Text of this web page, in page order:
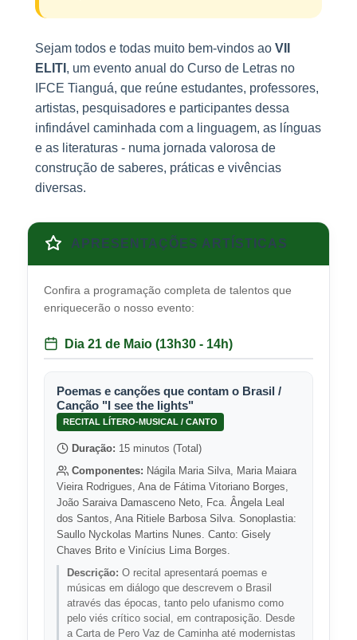
Sejam todos e todas muito bem-vindos ao VII
ELITI , um evento anual do Curso de Letras no
IFCE Tianguá, que reúne estudantes, professores,
artistas, pesquisadores e participantes dessa
infindável caminhada com a linguagem, as línguas
e as literaturas - numa jornada valorosa de
construção de saberes, práticas e vivências
diversas.
APRESENTAÇÕES ARTÍSTICAS
Confira a programação completa de talentos que
enriquecerão o nosso evento:
Dia 21 de Maio (13h30 - 14h)
Poemas e canções que contam o Brasil /
Canção "I see the lights"
RECITAL LÍTERO-MUSICAL / CANTO
Duração: 15 minutos (Total)
Componentes: Nágila Maria Silva, Maria Maiara
Vieira Rodrigues, Ana de Fátima Vitoriano Borges,
João Saraiva Damasceno Neto, Fca. Ângela Leal
dos Santos, Ana Ritiele Barbosa Silva. Sonoplastia:
Saullo Nyckolas Martins Nunes. Canto: Gisely
Chaves Brito e Vinícius Lima Borges.
Descrição: O recital apresentará poemas e
músicas em diálogo que descrevem o Brasil
através das épocas, tanto pelo ufanismo como
pelo viés crítico social, em contraposição. Desde
a Carta de Pero Vaz de Caminha até modernistas